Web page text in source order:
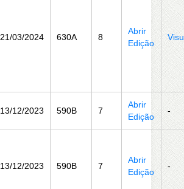
21/03/2024 630A 8
Abrir
Edição
13/12/2023 590B 7
Abrir
Edição
-
13/12/2023 590B 7
Abrir
Edição
-